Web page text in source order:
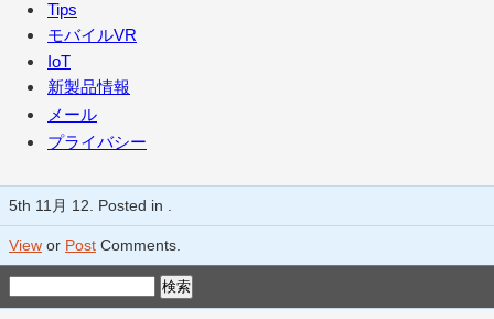
Tips
モバイルVR
IoT
新製品情報
メール
プライバシー
5th 11月 12. Posted in .
View or Post Comments.